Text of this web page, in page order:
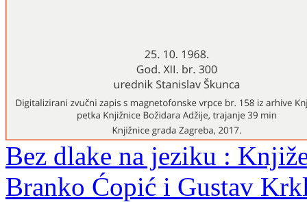
Bez dlake na jeziku :
Branko Ćopić i Gustav